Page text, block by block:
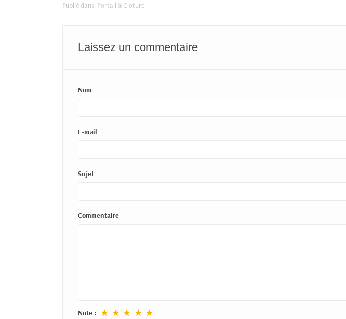
Publié dans: Portail & Clôture
Laissez un commentaire
Nom
E-mail
Sujet
Commentaire
Note : ★ ★ ★ ★ ★